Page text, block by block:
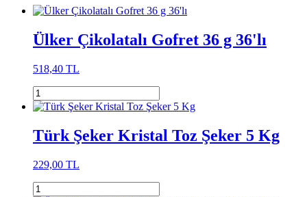
Ülker Çikolatalı Gofret 36 g 36'lı
518,40 TL
Türk Şeker Kristal Toz Şeker 5 Kg
229,00 TL